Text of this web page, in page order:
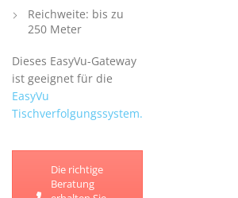
Reichweite: bis zu
250 Meter
Dieses EasyVu-Gateway
ist geeignet für die
EasyVu
Tischverfolgungssystem.
Die richtige
Beratung